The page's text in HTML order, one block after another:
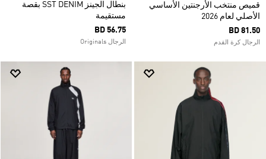
قميص منتخب الأرجنتين الأساسي
الأصلي لعام 2026
BD 81.50
الرجال كرة القدم
بنطال الجينز SST DENIM بقصة
مستقيمة
BD 56.75
الرجال Originals